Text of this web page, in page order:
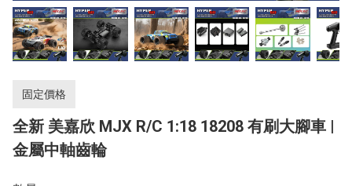
固定價格
全新 美嘉欣 MJX R/C 1:18 18208 有刷大腳車 |
金屬中軸齒輪